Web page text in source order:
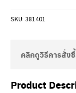
SKU:381401
คลิกดูวิธีการสั่ง
Product